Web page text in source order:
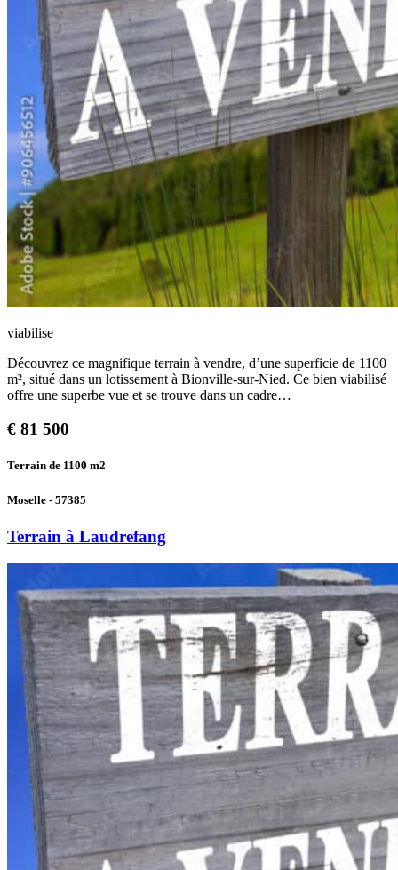
viabilise
Découvrez ce magnifique terrain à vendre, d’une superficie de 1100
m², situé dans un lotissement à Bionville-sur-Nied. Ce bien viabilisé
offre une superbe vue et se trouve dans un cadre…
€ 81 500
Terrain de 1100 m2
Moselle - 57385
Terrain à Laudrefang